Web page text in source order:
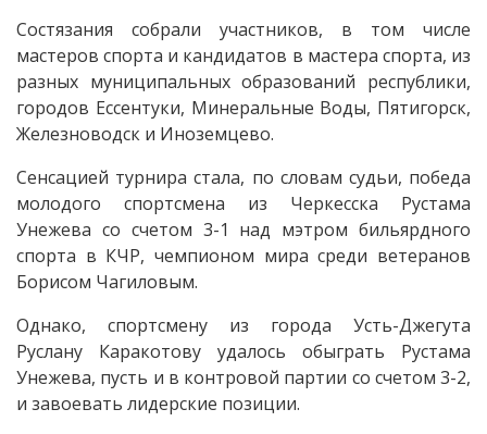
Состязания собрали участников, в том числе
мастеров спорта и кандидатов в мастера спорта, из
разных муниципальных образований республики,
городов Ессентуки, Минеральные Воды, Пятигорск,
Железноводск и Иноземцево.
Сенсацией турнира стала, по словам судьи, победа
молодого спортсмена из Черкесска Рустама
Унежева со счетом 3-1 над мэтром бильярдного
спорта в КЧР, чемпионом мира среди ветеранов
Борисом Чагиловым.
Однако, спортсмену из города Усть-Джегута
Руслану Каракотову удалось обыграть Рустама
Унежева, пусть и в контровой партии со счетом 3-2,
и завоевать лидерские позиции.